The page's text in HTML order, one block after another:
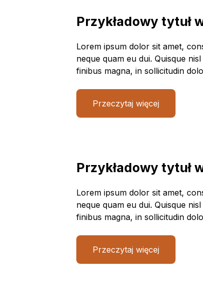
Przykładowy tytuł
Lorem ipsum dolor sit amet,
neque quam eu dui. Quisque
finibus magna, in sollicitudin
Przeczytaj więcej
Przykładowy tytuł
Lorem ipsum dolor sit amet,
neque quam eu dui. Quisque
finibus magna, in sollicitudin
Przeczytaj więcej